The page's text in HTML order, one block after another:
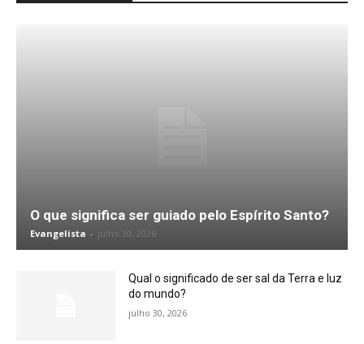
O que significa ser guiado pelo Espírito Santo?
Evangelista - julho 30, 2026
Qual o significado de ser sal da Terra e luz
do mundo?
julho 30, 2026